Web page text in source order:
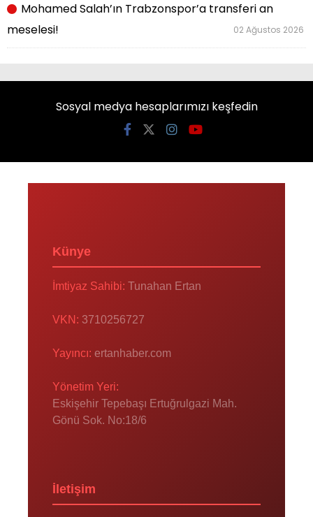
Mohamed Salah’ın Trabzonspor’a transferi an
meselesi!
02 Ağustos 2026
Sosyal medya hesaplarımızı keşfedin
Künye
İmtiyaz Sahibi: Tunahan Ertan
VKN: 3710256727
Yayıncı: ertanhaber.com
Yönetim Yeri:
Eskişehir Tepebaşı Ertuğrulgazi Mah.
Gönü Sok. No:18/6
İletişim